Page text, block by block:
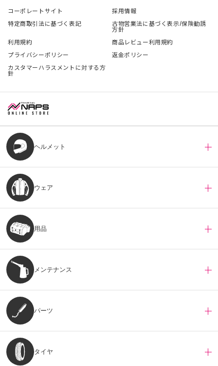
コーポレートサイト
採用情報
特定商取引法に基づく表記
古物営業法に基づく表示/保険勧誘
方針
利用規約
商品レビュー利用規約
プライバシーポリシー
返金ポリシー
カスタマーハラスメントに対する方
針
ヘルメット
ウェア
用品
メンテナンス
パーツ
タイヤ